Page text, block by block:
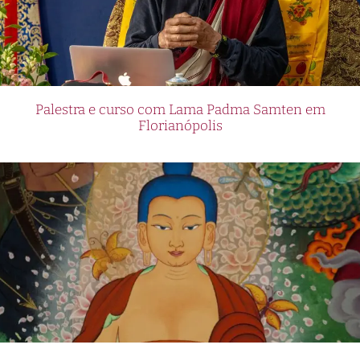
Palestra e curso com Lama Padma Samten em
Florianópolis